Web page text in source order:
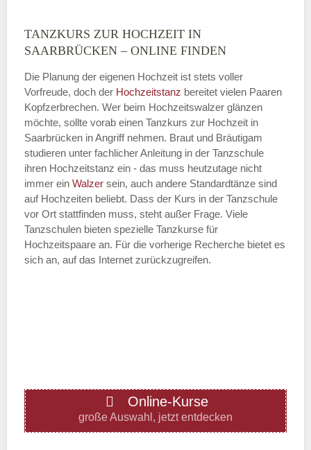
Montag
—
ÖFFNUNGSZEITEN HINZUFÜGEN
Dienstag
—
ÖFFNUNGSZEITEN HINZUFÜGEN
Donnerstag
TANZKURS ZUR HOCHZEIT IN
SAARBRÜCKEN – ONLINE FINDEN
Die Planung der eigenen Hochzeit ist stets voller
Vorfreude, doch der Hochzeitstanz bereitet vielen Paaren
Kopfzerbrechen. Wer beim Hochzeitswalzer glänzen
möchte, sollte vorab einen Tanzkurs zur Hochzeit in
Saarbrücken in Angriff nehmen. Braut und Bräutigam
studieren unter fachlicher Anleitung in der Tanzschule
ihren Hochzeitstanz ein - das muss heutzutage nicht
immer ein Walzer sein, auch andere Standardtänze sind
auf Hochzeiten beliebt. Dass der Kurs in der Tanzschule
vor Ort stattfinden muss, steht außer Frage. Viele
Tanzschulen bieten spezielle Tanzkurse für
Hochzeitspaare an. Für die vorherige Recherche bietet es
sich an, auf das Internet zurückzugreifen.
Online-Kurse
große Auswahl, jetzt entdecken